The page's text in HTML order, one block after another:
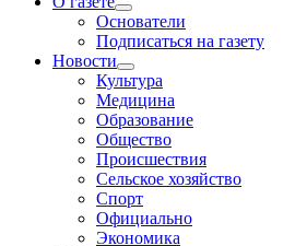
Основатели
Подписаться на газету
Новости
Культура
Медицина
Образование
Общество
Происшествия
Сельское хозяйство
Спорт
Официально
Экономика